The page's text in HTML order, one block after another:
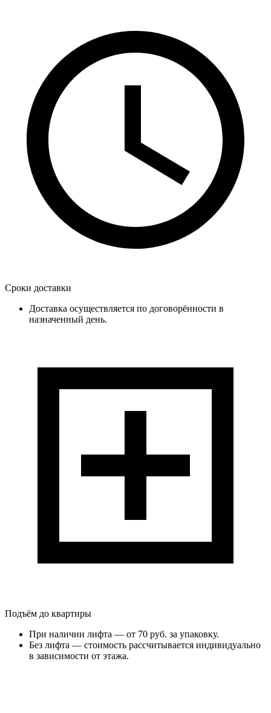
Сроки доставки
Доставка осуществляется по договорённости в
назначенный день.
Подъём до квартиры
При наличии лифта — от 70 руб. за упаковку.
Без лифта — стоимость рассчитывается индивидуально
в зависимости от этажа.